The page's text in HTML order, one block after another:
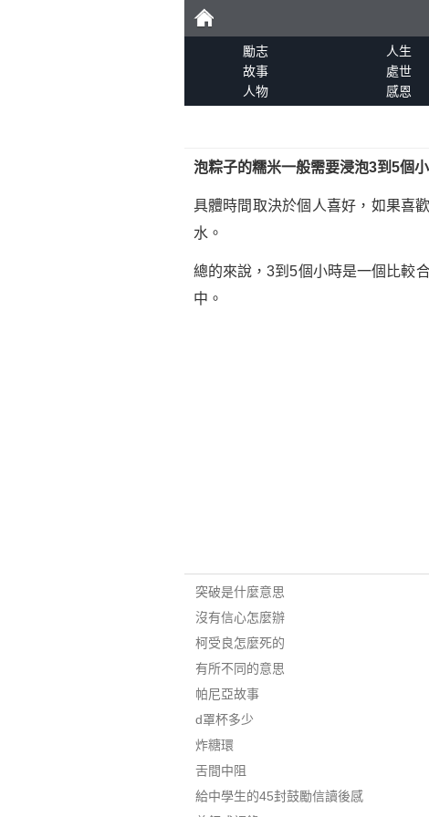
勵
勵志 人生
故事
處世
人物
感恩
泡粽子的糯米一般需要浸泡3到5個小
具體時間取決於個人喜好，如果喜
水。
總的來說，3到5個小時是一個比較
中。
突破是什麼意思
沒有信心怎麼辦
柯受良怎麼死的
有所不同的意思
帕尼亞故事
d罩杯多少
炸糖環
舌間中阻
給中學生的45封鼓勵信讀後感